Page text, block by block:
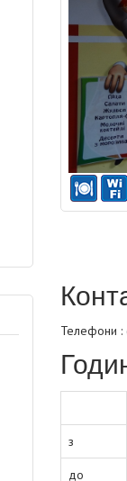
Телефони
з
до